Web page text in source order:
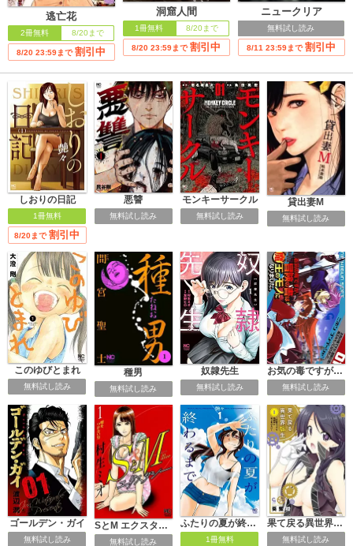
逃亡花
2冊無料 8/20まで
8/20 23:59まで 割引中
洞窟人間
1冊無料 8/20まで
8/20 23:59まで 割引中
ニュークリア
無料試し読み
8/11 23:59まで 割引中
しおりの日記
1冊無料
8/20まで 割引中
悪讐
無料試し読み
モンキーサークル
無料試し読み
貸出妻M
無料試し読み
このゆびとまれ
無料試し読み
種男
無料試し読み
奴隷先生
無料試し読み
お気の毒ですが、冒険の書は魔王のモノになりました。
無料試し読み
ゴールデン・ガイ
無料試し読み
SとM エクスタシー
無料試し読み
ふたりの夏が終わるまで
1冊無料
果て戻る異世界転生～何回やっても幼馴染に辿り着けない～
無料試し読み